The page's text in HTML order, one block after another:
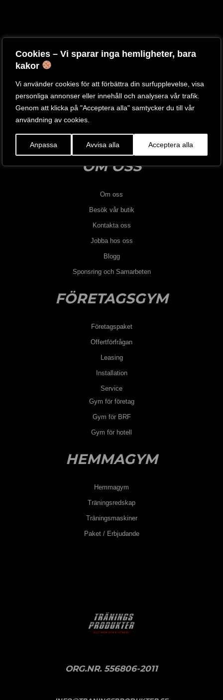
Cookies – Vi sparar inga hemligheter, bara
kakor
Vi använder cookies för att förbättra din surfupplevelse, visa
personliga annonser eller innehåll och analysera vår trafik.
Genom att klicka på "Acceptera alla" samtycker du till vår
användning av cookies.
Anpassa Avvisa alla Acceptera alla
INFORMATION
Reklamation
Fraktfrågor
OM OSS
Om oss
Besök vår butik
Kontakta oss
Jobba hos oss
Blogg
Sponsring och Samarbeten
FÖRETAGSGYM
Företagspaket
Offertförfrågan
Leasing
Installation
Service
Gym för företag
Gym för BRF
Gym för hotell
HEMMAGYM
Hemmagym
Träningsredskap
Träningsmaskiner
Paket / Erbjudande
ORG.NR. 556806-2011